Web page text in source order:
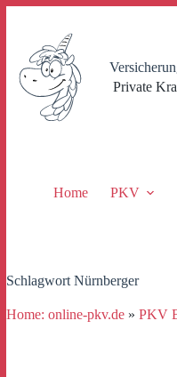
springen
Private
Home PKV
Schlagwort Nürnberger
Home: online-pkv.de » PKV